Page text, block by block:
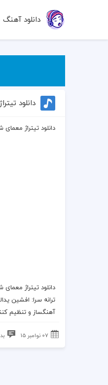
دانلود
دانلود
دانلود تیتراژ
دانلود تیتراژ
ترانه سرا: افشین
آهنگساز و تنظیم
07 نوامبر 15